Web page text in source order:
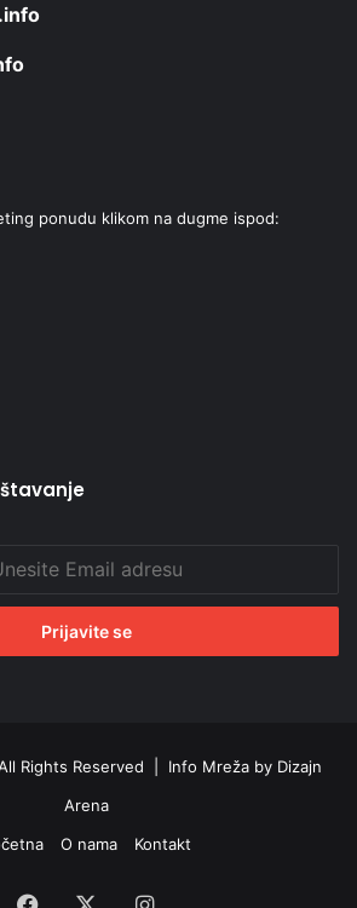
ponudu klikom na dugme ispod:
Rights Reserved | Info Mreža by Dizajn
Arena
O nama Kontakt